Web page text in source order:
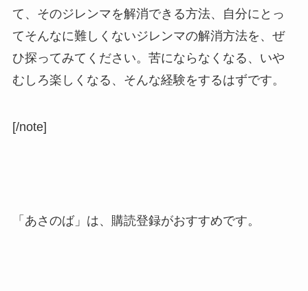
て、そのジレンマを解消できる方法、自分にとっ
てそんなに難しくないジレンマの解消方法を、ぜ
ひ探ってみてください。苦にならなくなる、いや
むしろ楽しくなる、そんな経験をするはずです。
[/note]
「あさのば」は、購読登録がおすすめです。